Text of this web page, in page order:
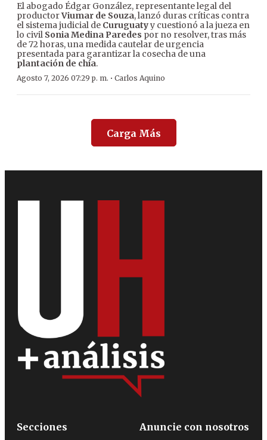
El abogado Édgar González, representante legal del
productorViumar de Souza, lanzó duras críticas contra
el sistema judicial de Curuguatyy cuestionó a la jueza en
lo civil Sonia Medina Paredes por no resolver, tras más
de 72 horas, una medida cautelar de urgencia
presentada para garantizar la cosecha de una
plantación de chía.
Agosto 7, 2026 07:29 p. m. · Carlos Aquino
Carga Más
Secciones
Anuncie con nosotros